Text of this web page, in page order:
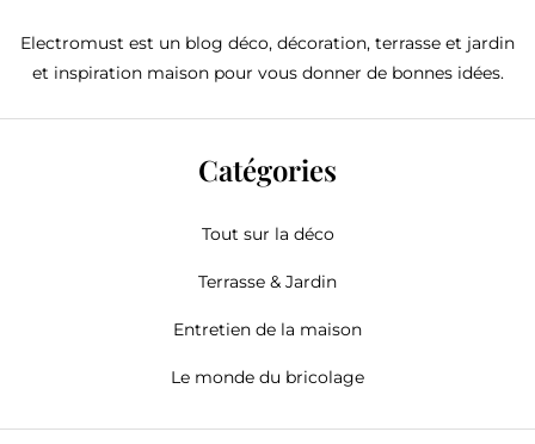
Electromust est un blog déco, décoration, terrasse et jardin
et inspiration maison pour vous donner de bonnes idées.
Catégories
Tout sur la déco
Terrasse & Jardin
Entretien de la maison
Le monde du bricolage